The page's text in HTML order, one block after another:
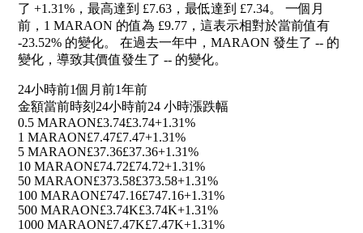
了 +1.31% ，最高達到 £7.63，最低達到 £7.34。 一個月
前，1 MARAON 的值為 £9.77，這表示相對於當前值有
-23.52% 的變化。 在過去一年中，MARAON 發生了 -- 的
變化，導致其價值發生了 -- 的變化。
24小時前1個月前1年前
金額當前時刻 24小時前24 小時漲跌幅
0.5 MARAON£3.74£3.74+1.31%
1 MARAON£7.47£7.47+1.31%
5 MARAON£37.36£37.36+1.31%
10 MARAON£74.72£74.72+1.31%
50 MARAON£373.58£373.58+1.31%
100 MARAON£747.16£747.16+1.31%
500 MARAON£3.74K£3.74K+1.31%
1000 MARAON£7.47K£7.47K+1.31%